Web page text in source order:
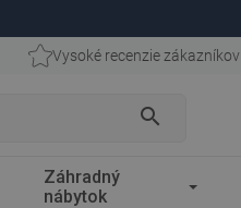
Vysoké recenzie zákazníkov
search
Záhradný
nábytok